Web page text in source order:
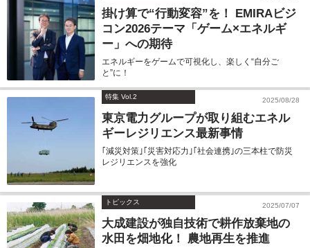
掛け算で“行動変容”を！ EMIRAビジ
コン2026テーマ「ゲーム×エネルギ
ー」への期待
エネルギーをゲームで可視化し、楽しく“自分ご
と”に！
特集 Vol.2 2025/08/28
東京電力グループが取り組むエネル
ギーレジリエンス最新事情
｢減災対策｣｢災害対応力｣｢社会連携｣の三本柱で防災
レジリエンスを強化
トピックス 2025/07/07
大成建設が独自技術で耕作放棄地の
水田を畑地化！ 農地再生を推進